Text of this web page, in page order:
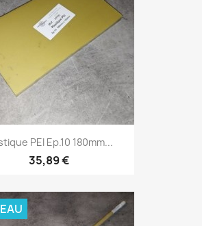
PEI Ep.10 180mm...
35,89 €